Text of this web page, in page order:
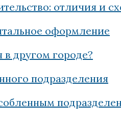
отличия и
оформление
другом городе?
подразделения